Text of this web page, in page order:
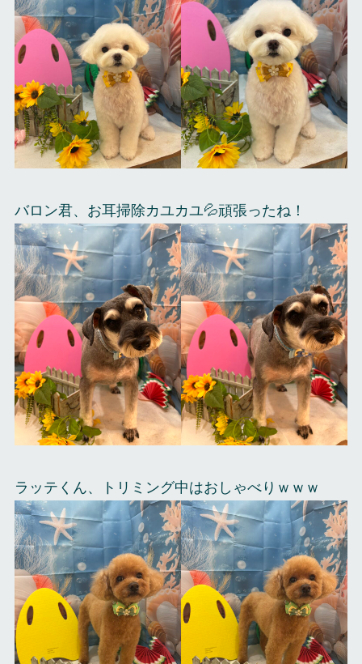
バロン君、お耳掃除カユカユ💦頑張ったね！
ラッテくん、トリミング中はおしゃべりｗｗｗ